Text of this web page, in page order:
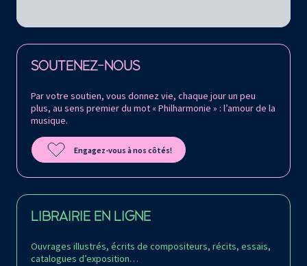
SOUTENEZ-NOUS
Par votre soutien, vous donnez vie, chaque jour un peu
plus, au sens premier du mot « Philharmonie » : l’amour de la
musique.
Engagez-vous à nos côtés!
LIBRAIRIE EN LIGNE
Ouvrages illustrés, écrits de compositeurs, récits, essais,
catalogues d’exposition…
Retrouvez la Philharmonie de Paris sur